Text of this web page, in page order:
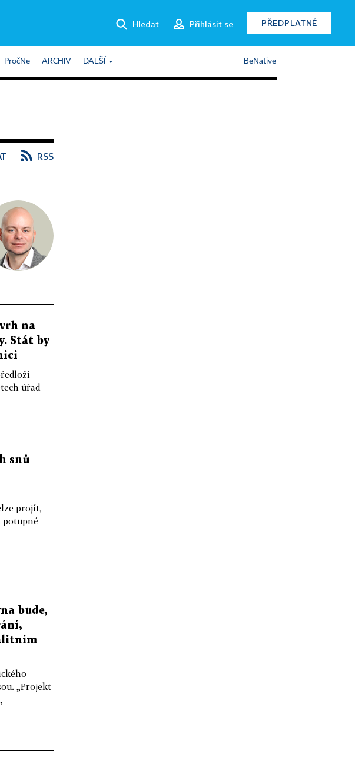
Hledat Přihlásit se PŘEDPLATNÉ
PročNe ARCHIV DALŠÍ BeNative
RSS
na
Stát by
úřad
snů
projít,
potupné
bude,
„Projekt